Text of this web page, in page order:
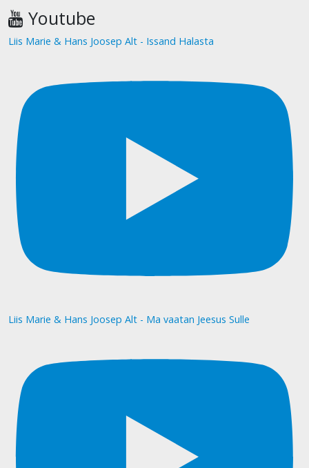
Youtube
Liis Marie & Hans Joosep Alt - Issand Halasta
Liis Marie & Hans Joosep Alt - Ma vaatan Jeesus Sulle